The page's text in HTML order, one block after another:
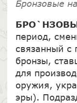
Бронзовые
период,
связанный с
бронзы,
для
оружия,
эры).